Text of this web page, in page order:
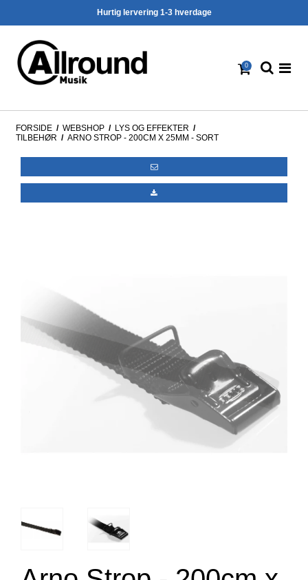
Hurtig lervering 1-3 hverdage
0
FORSIDE / WEBSHOP / LYS OG EFFEKTER /
TILBEHØR / ARNO STROP - 200CM X 25MM - SORT